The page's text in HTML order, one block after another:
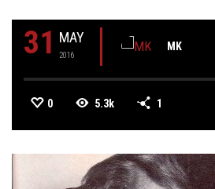
31 MAY
2016
MK
0 5.3k 1